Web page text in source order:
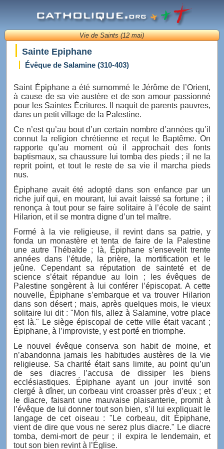
Vie de Saints (12 mai)
Sainte Epiphane
Évêque de Salamine (310-403)
Saint Épiphane a été surnommé le Jérôme de l’Orient,
à cause de sa vie austère et de son amour passionné
pour les Saintes Écritures. Il naquit de parents pauvres,
dans un petit village de la Palestine.
Ce n’est qu’au bout d’un certain nombre d’années qu’il
connut la religion chrétienne et reçut le Baptême. On
rapporte qu’au moment où il approchait des fonts
baptismaux, sa chaussure lui tomba des pieds ; il ne la
reprit point, et tout le reste de sa vie il marcha pieds
nus.
Épiphane avait été adopté dans son enfance par un
riche juif qui, en mourant, lui avait laissé sa fortune ; il
renonça à tout pour se faire solitaire à l’école de saint
Hilarion, et il se montra digne d’un tel maître.
Formé à la vie religieuse, il revint dans sa patrie, y
fonda un monastère et tenta de faire de la Palestine
une autre Thébaïde ; là, Épiphane s’ensevelit trente
années dans l’étude, la prière, la mortification et le
jeûne. Cependant sa réputation de sainteté et de
science s’était répandue au loin ; les évêques de
Palestine songèrent à lui conférer l’épiscopat. A cette
nouvelle, Épiphane s’embarque et va trouver Hilarion
dans son désert ; mais, après quelques mois, le vieux
solitaire lui dit : "Mon fils, allez à Salamine, votre place
est là." Le siège épiscopal de cette ville était vacant ;
Épiphane, à l’improviste, y est porté en triomphe.
Le nouvel évêque conserva son habit de moine, et
n’abandonna jamais les habitudes austères de la vie
religieuse. Sa charité était sans limite, au point qu’un
de ses diacres l’accusa de dissiper les biens
ecclésiastiques. Épiphane ayant un jour invité son
clergé à dîner, un corbeau vint croasser près d’eux ; et
le diacre, faisant une mauvaise plaisanterie, promit à
l’évêque de lui donner tout son bien, s’il lui expliquait le
langage de cet oiseau : "Le corbeau, dit Épiphane,
vient de dire que vous ne serez plus diacre." Le diacre
tomba, demi-mort de peur ; il expira le lendemain, et
tout son bien revint à l’Église.